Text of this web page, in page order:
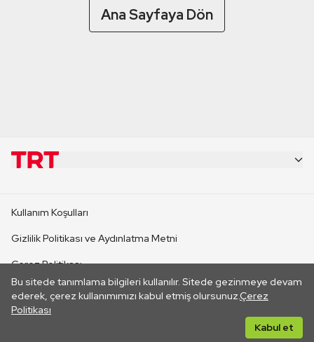
Ana Sayfaya Dön
Bu sitede tanımlama bilgileri kullanılır. Sitede gezinmeye devam
ederek, çerez kullanımımızı kabul etmiş olursunuz.Çerez
Politikası
Kabul et
CANLI YAYINLAR
Kullanım Koşulları
Gizlilik Politikası ve Aydınlatma Metni
Çerez Politikası
İletişim
Her hakkı saklıdır. ©2026 TRT. Bağlantı yoluyla gidilen dış